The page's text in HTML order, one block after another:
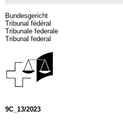
Bundesgericht
Tribunal fédéral
Tribunale federale
Tribunal federal
9C_13/2023